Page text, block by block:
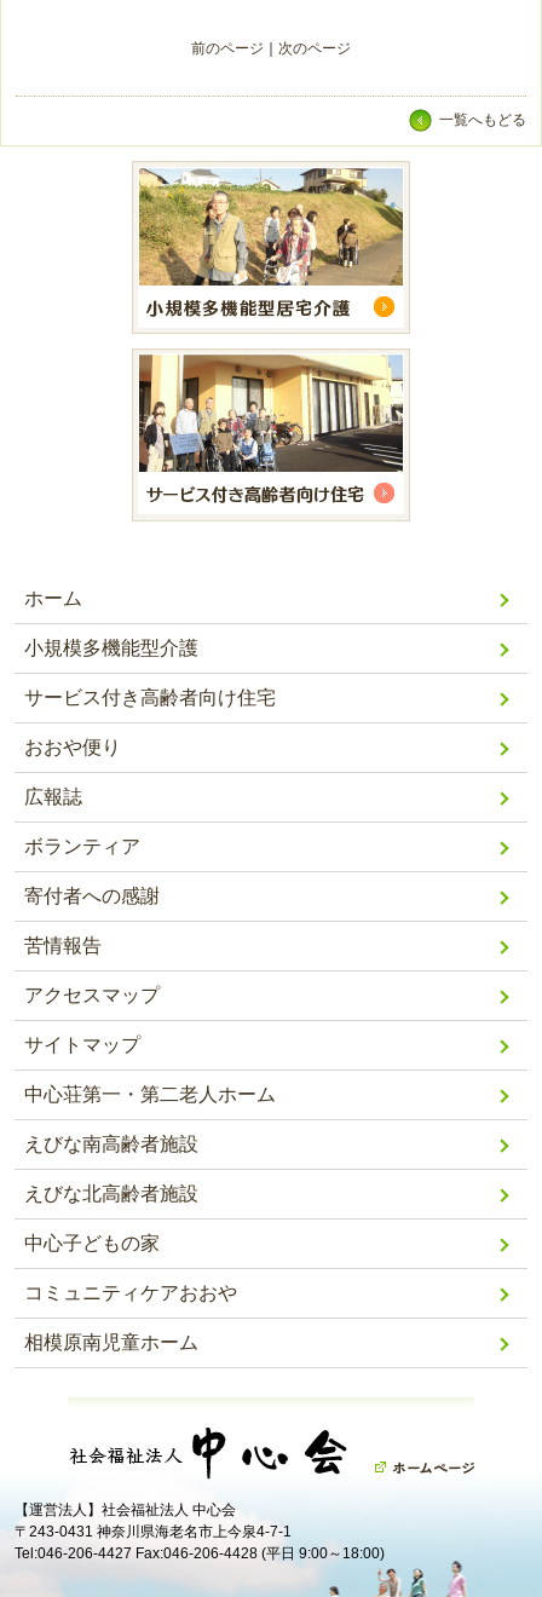
前のページ 次のページ
一覧へもどる
ホーム
小規模多機能型介護
サービス付き高齢者向け住宅
おおや便り
広報誌
ボランティア
寄付者への感謝
苦情報告
アクセスマップ
サイトマップ
中心荘第一・第二老人ホーム
えびな南高齢者施設
えびな北高齢者施設
中心子どもの家
コミュニティケアおおや
相模原南児童ホーム
【運営法人】社会福祉法人 中心会
〒243-0431 神奈川県海老名市上今泉4-7-1
Tel:046-206-4427 Fax:046-206-4428 (平日 9:00～18:00)